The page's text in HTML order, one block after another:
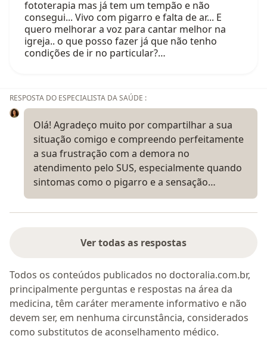
fototerapia mas já tem um tempão e não
consegui... Vivo com pigarro e falta de ar... E
quero melhorar a voz para cantar melhor na
igreja.. o que posso fazer já que não tenho
condições de ir no particular?…
RESPOSTA DO ESPECIALISTA DA SAÚDE :
Olá! Agradeço muito por compartilhar a sua
situação comigo e compreendo perfeitamente
a sua frustração com a demora no
atendimento pelo SUS, especialmente quando
sintomas como o pigarro e a sensação…
Ver todas as respostas
Todos os conteúdos publicados no doctoralia.com.br,
principalmente perguntas e respostas na área da
medicina, têm caráter meramente informativo e não
devem ser, em nenhuma circunstância, considerados
como substitutos de aconselhamento médico.